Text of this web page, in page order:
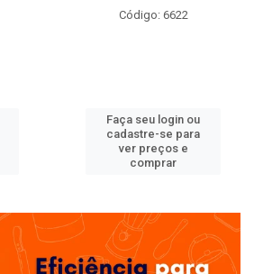
Código: 6622
Faça seu login ou
cadastre-se para
ver preços e
comprar